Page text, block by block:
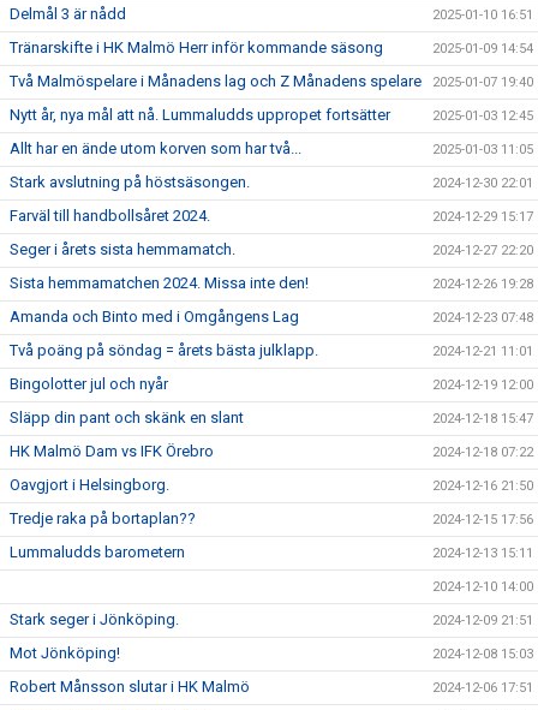
Delmål 3 är nådd 2025-01-10 16:51
Tränarskifte i HK Malmö Herr inför kommande säsong 2025-01-09 14:54
Två Malmöspelare i Månadens lag och Z Månadens spelare 2025-01-07 19:40
Nytt år, nya mål att nå. Lummaludds uppropet fortsätter 2025-01-03 12:45
Allt har en ände utom korven som har två... 2025-01-03 11:05
Stark avslutning på höstsäsongen. 2024-12-30 22:01
Farväl till handbollsåret 2024. 2024-12-29 15:17
Seger i årets sista hemmamatch. 2024-12-27 22:20
Sista hemmamatchen 2024. Missa inte den! 2024-12-26 19:28
Amanda och Binto med i Omgångens Lag 2024-12-23 07:48
Två poäng på söndag = årets bästa julklapp. 2024-12-21 11:01
Bingolotter jul och nyår 2024-12-19 12:00
Släpp din pant och skänk en slant 2024-12-18 15:47
HK Malmö Dam vs IFK Örebro 2024-12-18 07:22
Oavgjort i Helsingborg. 2024-12-16 21:50
Tredje raka på bortaplan?? 2024-12-15 17:56
Lummaludds barometern 2024-12-13 15:11
2024-12-10 14:00
Stark seger i Jönköping. 2024-12-09 21:51
Mot Jönköping! 2024-12-08 15:03
Robert Månsson slutar i HK Malmö 2024-12-06 17:51